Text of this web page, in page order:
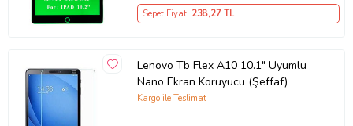
Sepet Fiyatı 238,27 TL
Lenovo Tb Flex A10 10.1" Uyumlu
Nano Ekran Koruyucu (Şeffaf)
Kargo ile Teslimat